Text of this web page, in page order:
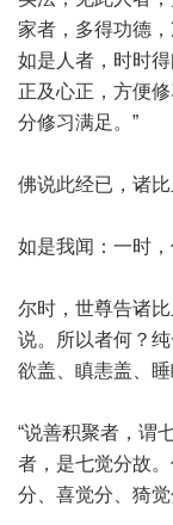
家者，多得功德
如是人者，时时
正及心正，方便
分修习满足。”
佛说此经已，诸比
如是我闻：一时
尔时，世尊告诸
说。所以者何？
欲盖、瞋恚盖、睡
“说善积聚者，谓
者，是七觉分故
分、喜觉分、猗